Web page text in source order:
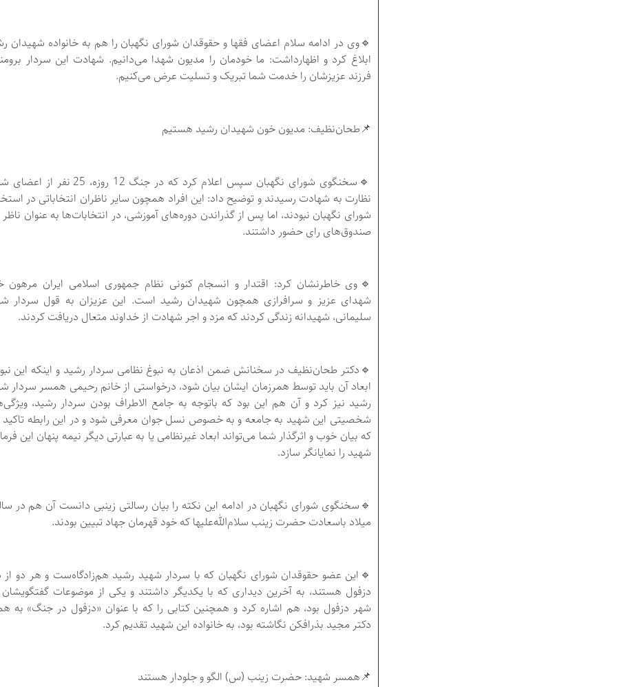
🔹وی در ادامه سلام اعضای فقها و حقوقدان شورای نگهبان را هم به خانواده شهیدان
ابلاغ کرد و اظهارداشت: ما خودمان را مدیون شهدا می‌دانیم. شهادت این سردار
فرزند عزیزشان را خدمت شما تبریک و تسلیت عرض می‌کنیم.
📌طحان‌نظیف: مدیون خون شهیدان رشید هستیم
🔹سخنگوی شورای نگهبان سپس اعلام کرد که در جنگ 12 روزه، 25
نظارت به شهادت رسیدند و توضیح داد: این افراد همچون سایر ناظران انتخاباتی در
شورای نگهبان نبودند، اما پس از گذراندن دوره‌های آموزشی، در انتخابات‌ها به عنوان ناظر
صندوق‌های رای حضور داشتند.
🔹وی خاطرنشان کرد: اقتدار و انسجام کنونی نظام جمهوری اسلامی ایران مرهون
شهدای عزیز و سرافرازی همچون شهیدان رشید است. این عزیزان به قول سردار
سلیمانی، شهیدانه زندگی کردند که مزد و اجر شهادت از خداوند متعال دریافت کردند.
🔹دکتر طحان‌نظیف در سخنانش ضمن اذعان به نبوغ نظامی سردار رشید و اینکه این
ابعاد آن باید توسط همرزمان ایشان بیان شود، درخواستی از خانم رحیمی همسر سردار
رشید نیز کرد و آن هم این بود که باتوجه به جامع الاطراف بودن سردار رشید،
شخصیتی این شهید به جامعه و به خصوص نسل جوان معرفی شود و در این رابطه تاکید
که بیان خوب و اثرگذار شما می‌تواند ابعاد غیرنظامی یا به عبارتی دیگر نیمه پنهان این
شهید را نمایانگر سازد.
🔹سخنگوی شورای نگهبان در ادامه این نکته را بیان رسالتی زینبی دانست آن هم در
میلاد باسعادت حضرت زینب سلام‌الله‌علیها که خود قهرمان جهاد تبیین بودند.
🔹این عضو حقوقدان شورای نگهبان که با سردار شهید رشید هم‌زادگاه‌ست و هر دو از
دزفول هستند، به آخرین دیداری که با یکدیگر داشتند و یکی از موضوعات گفتگویشان
شهر دزفول بود، هم اشاره کرد و همچنین کتابی را که با عنوان «دزفول در جنگ» به
دکتر مجید بذرافکن نگاشته بود، به خانواده این شهید تقدیم کرد.
📌همسر شهید: حضرت زینب (س) الگو و جلودار هستند